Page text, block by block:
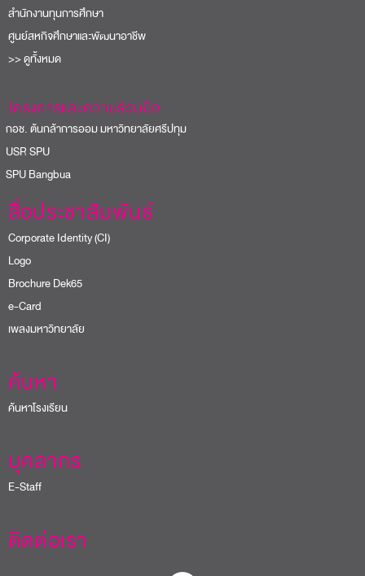
สำนักงานทุนการศึกษา
ศูนย์สหกิจศึกษาและพัฒนาอาชีพ
>> ดูทั้งหมด
โครงการและความร่วมมือ
ช. ต้นกล้าการออม มหาวิทยาลัยศรีปทุม
SPU
Bangbua
สื่อประชาสัมพันธ์
Corporate Identity (CI)
Logo
Brochure Dek65
e-Card
เพลงมหาวิทยาลัย
ค้นหา
ค้นหาโรงเรียน
บุคลากร
E-Staff
ติดต่อเรา